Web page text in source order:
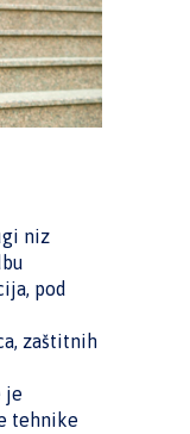
niz
pod
zaštitnih
je
tehnike